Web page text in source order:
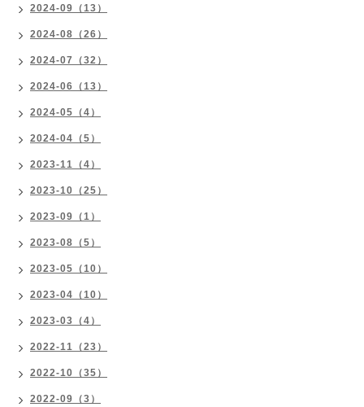
2024-09（13）
2024-08（26）
2024-07（32）
2024-06（13）
2024-05（4）
2024-04（5）
2023-11（4）
2023-10（25）
2023-09（1）
2023-08（5）
2023-05（10）
2023-04（10）
2023-03（4）
2022-11（23）
2022-10（35）
2022-09（3）